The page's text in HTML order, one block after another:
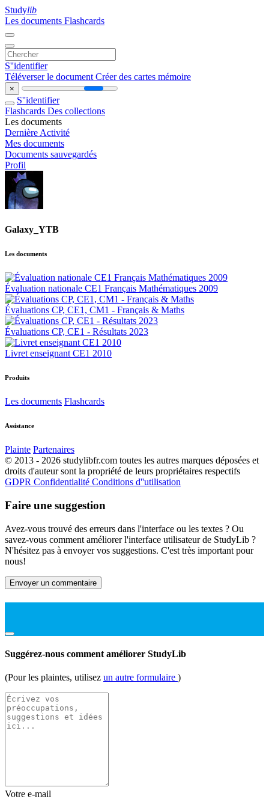
Studylib
Les documents Flashcards
S''identifier
Téléverser le document Créer des cartes mémoire
×
S''identifier
Flashcards Des collections
Les documents
Dernière Activité
Mes documents
Documents sauvegardés
Profil
Galaxy_YTB
Les documents
Évaluation nationale CE1 Français Mathématiques 2009
Évaluations CP, CE1, CM1 - Français & Maths
Évaluations CP, CE1 - Résultats 2023
Livret enseignant CE1 2010
Produits
Les documents Flashcards
Assistance
Plainte Partenaires
© 2013 - 2026 studylibfr.com toutes les autres marques déposées et
droits d'auteur sont la propriété de leurs propriétaires respectifs
GDPR Confidentialité Conditions d''utilisation
Faire une suggestion
Avez-vous trouvé des erreurs dans l'interface ou les textes ? Ou
savez-vous comment améliorer l'interface utilisateur de StudyLib ?
N'hésitez pas à envoyer vos suggestions. C'est très important pour
nous!
Envoyer un commentaire
Suggérez-nous comment améliorer StudyLib
(Pour les plaintes, utilisez un autre formulaire )
Votre e-mail